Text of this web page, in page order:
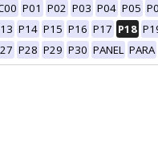
P01 P02 P03 P04 P05
P14 P15 P16 P17 P18
P28 P29 P30 PANEL PARA